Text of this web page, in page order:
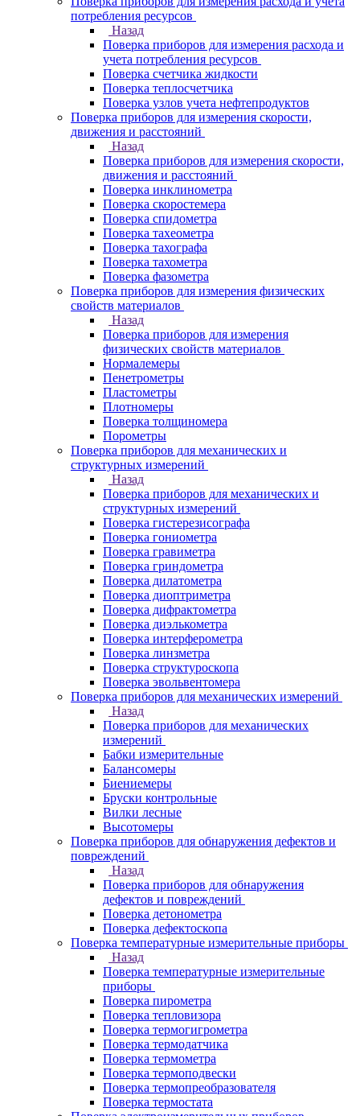
потребления ресурсов
Назад
Поверка приборов для измерения расхода и
учета потребления ресурсов
Поверка счетчика жидкости
Поверка теплосчетчика
Поверка узлов учета нефтепродуктов
Поверка приборов для измерения скорости,
движения и расстояний
Назад
Поверка приборов для измерения скорости,
движения и расстояний
Поверка инклинометра
Поверка скоростемера
Поверка спидометра
Поверка тахеометра
Поверка тахографа
Поверка тахометра
Поверка фазометра
Поверка приборов для измерения физических
свойств материалов
Назад
Поверка приборов для измерения
физических свойств материалов
Нормалемеры
Пенетрометры
Пластометры
Плотномеры
Поверка толщиномера
Порометры
Поверка приборов для механических и
структурных измерений
Назад
Поверка приборов для механических и
структурных измерений
Поверка гистерезисографа
Поверка гониометра
Поверка гравиметра
Поверка гриндометра
Поверка дилатометра
Поверка диоптриметра
Поверка дифрактометра
Поверка диэлькометра
Поверка интерферометра
Поверка линзметра
Поверка структуроскопа
Поверка эвольвентомера
Поверка приборов для механических измерений
Назад
Поверка приборов для механических
измерений
Бабки измерительные
Балансомеры
Биениемеры
Бруски контрольные
Вилки лесные
Высотомеры
Поверка приборов для обнаружения дефектов и
повреждений
Назад
Поверка приборов для обнаружения
дефектов и повреждений
Поверка детонометра
Поверка дефектоскопа
Поверка температурные измерительные приборы
Назад
Поверка температурные измерительные
приборы
Поверка пирометра
Поверка тепловизора
Поверка термогигрометра
Поверка термодатчика
Поверка термометра
Поверка термоподвески
Поверка термопреобразователя
Поверка термостата